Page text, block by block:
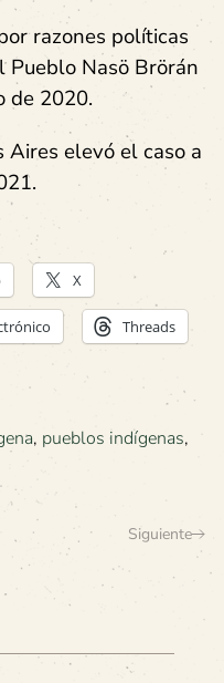
razones políticas
Nasö Brörán
de 2020.
Aires elevó el caso a
X
Threads
, pueblos indígenas,
Siguiente